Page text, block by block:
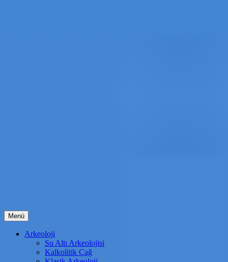
Menü İçeriğe
atla
Arkeoloji
Su Altı Arkeolojisi
Kalkolitik Çağ